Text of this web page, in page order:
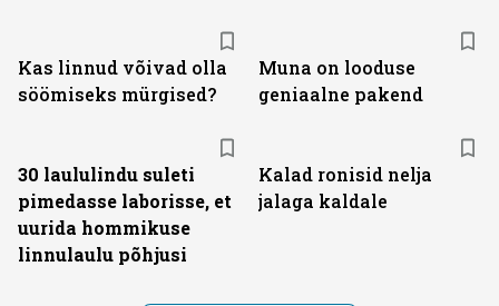
Kas linnud võivad olla
söömiseks mürgised?
Muna on looduse
geniaalne pakend
30 laululindu suleti
pimedasse laborisse, et
uurida hommikuse
linnulaulu põhjusi
Kalad ronisid nelja
jalaga kaldale